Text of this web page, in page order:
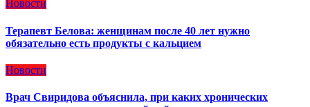
Новости
Терапевт Белова: женщинам после 40 лет нужно
обязательно есть продукты с кальцием
Новости
Врач Свиридова объяснила, при каких хронических